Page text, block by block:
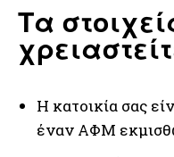
Τα
Η κατοικία σας
έναν ΑΦΜ